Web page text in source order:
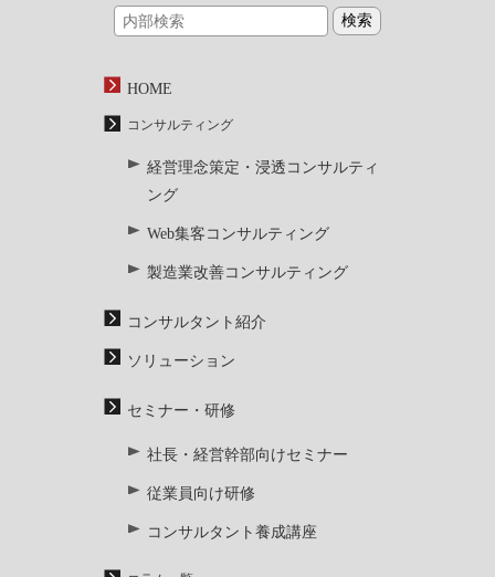
HOME
コンサルティング
経営理念策定・浸透コンサルティ
ング
Web集客コンサルティング
製造業改善コンサルティング
コンサルタント紹介
ソリューション
セミナー・研修
社長・経営幹部向けセミナー
従業員向け研修
コンサルタント養成講座